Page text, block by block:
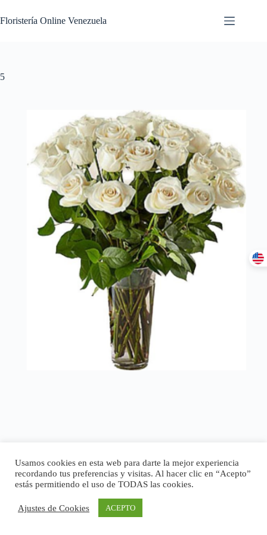
Floristería Online Venezuela
5
Usamos cookies en esta web para darte la mejor experiencia
recordando tus preferencias y visitas. Al hacer clic en “Acepto”
estás permitiendo el uso de TODAS las cookies.
Ajustes de Cookies ACEPTO